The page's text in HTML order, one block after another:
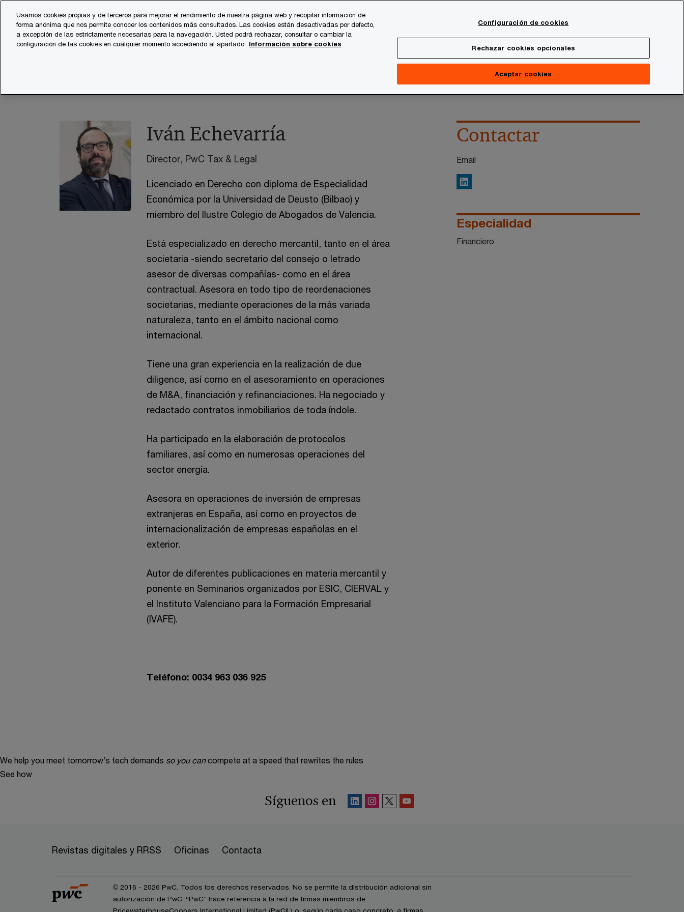
content
footer
Servicios Sectores Temas clave Quiénes somos
Iván Echevarría
Director, PwC Tax & Legal
Licenciado en Derecho con diploma de Especialidad
Económica por la Universidad de Deusto (Bilbao) y
miembro del Ilustre Colegio de Abogados de Valencia.
Está especializado en derecho mercantil, tanto en el área
societaria -siendo secretario del consejo o letrado
asesor de diversas compañías- como en el área
contractual. Asesora en todo tipo de reordenaciones
societarias, mediante operaciones de la más variada
naturaleza, tanto en el ámbito nacional como
internacional.
Tiene una gran experiencia en la realización de due
diligence, así como en el asesoramiento en operaciones
de M&A, financiación y refinanciaciones. Ha negociado y
redactado contratos inmobiliarios de toda índole.
Ha participado en la elaboración de protocolos
familiares, así como en numerosas operaciones del
sector energía.
Asesora en operaciones de inversión de empresas
extranjeras en España, así como en proyectos de
internacionalización de empresas españolas en el
exterior.
Autor de diferentes publicaciones en materia mercantil y
ponente en Seminarios organizados por ESIC, CIERVAL y
el Instituto Valenciano para la Formación Empresarial
(IVAFE).
Teléfono: 0034 963 036 925
Contactar
Email
LinkedIn
Especialidad
Financiero
We help you meet tomorrow’s tech demands so you can compete at a speed that rewrites the rules
See how
Síguenos en
Revistas digitales y RRSS Oficinas Contacta
© 2016 - 2026 PwC. Todos los derechos reservados. No se permite la distribución adicional sin
autorización de PwC. “PwC” hace referencia a la red de firmas miembros de
Usamos cookies propias y de terceros para mejorar el rendimiento de nuestra página web y recopilar información de
forma anónima que nos permite conocer los contenidos más consultados. Las cookies están desactivadas por defecto,
a excepción de las estrictamente necesarias para la navegación. Usted podrá rechazar, consultar o cambiar la
configuración de las cookies en cualquier momento accediendo al apartado
Información sobre cookies
Configuración de cookies
Rechazar cookies opcionales
Aceptar cookies